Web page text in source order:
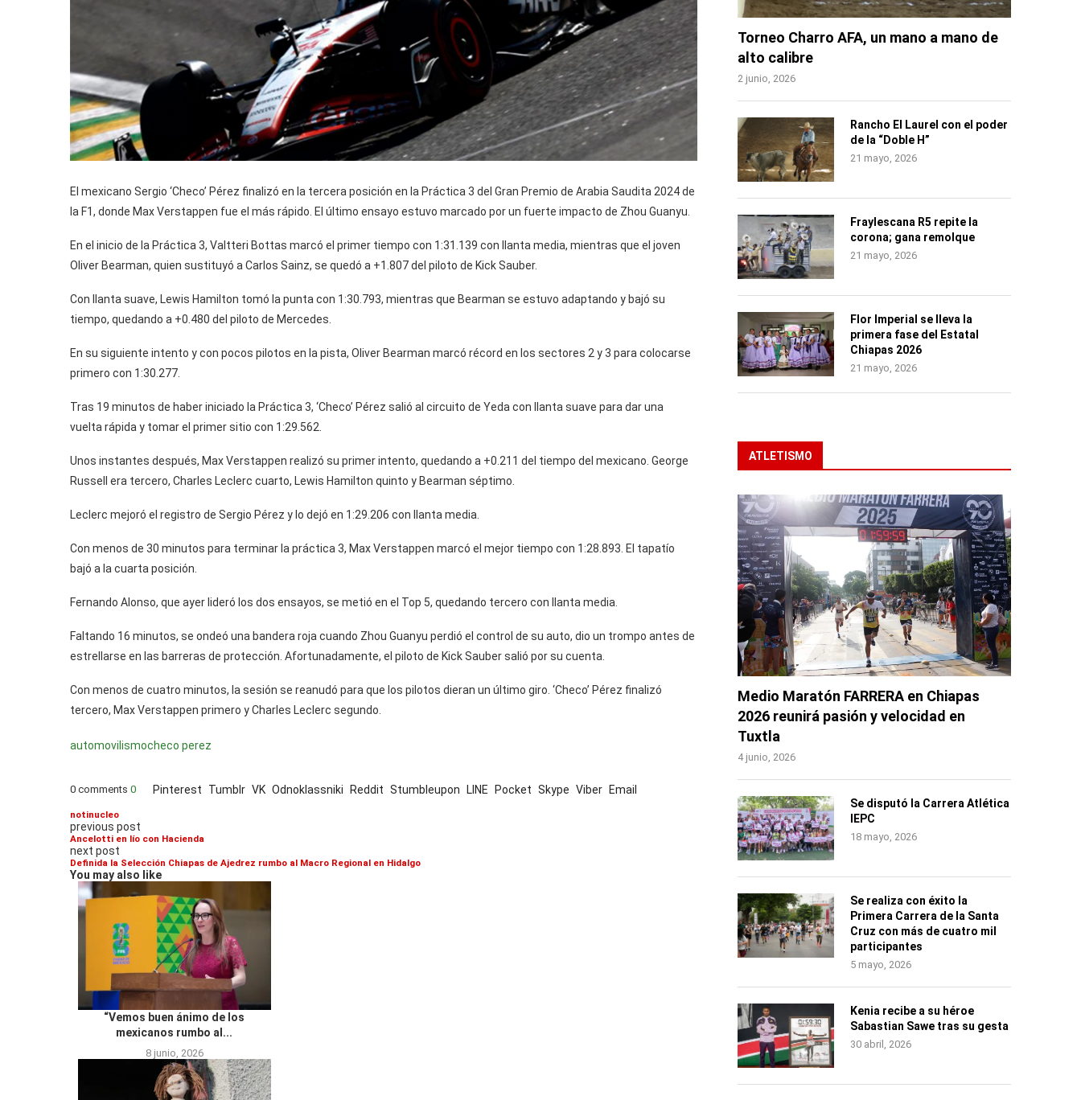
El mexicano Sergio ‘Checo’ Pérez finalizó en la tercera posición en la Práctica 3 del Gran Premio de Arabia Saudita 2024 de
la F1, donde Max Verstappen fue el más rápido. El último ensayo estuvo marcado por un fuerte impacto de Zhou Guanyu.
En el inicio de la Práctica 3, Valtteri Bottas marcó el primer tiempo con 1:31.139 con llanta media, mientras que el joven
Oliver Bearman, quien sustituyó a Carlos Sainz, se quedó a +1.807 del piloto de Kick Sauber.
Con llanta suave, Lewis Hamilton tomó la punta con 1:30.793, mientras que Bearman se estuvo adaptando y bajó su
tiempo, quedando a +0.480 del piloto de Mercedes.
En su siguiente intento y con pocos pilotos en la pista, Oliver Bearman marcó récord en los sectores 2 y 3 para colocarse
primero con 1:30.277.
Tras 19 minutos de haber iniciado la Práctica 3, ‘Checo’ Pérez salió al circuito de Yeda con llanta suave para dar una
vuelta rápida y tomar el primer sitio con 1:29.562.
Unos instantes después, Max Verstappen realizó su primer intento, quedando a +0.211 del tiempo del mexicano. George
Russell era tercero, Charles Leclerc cuarto, Lewis Hamilton quinto y Bearman séptimo.
Leclerc mejoró el registro de Sergio Pérez y lo dejó en 1:29.206 con llanta media.
Con menos de 30 minutos para terminar la práctica 3, Max Verstappen marcó el mejor tiempo con 1:28.893. El tapatío
bajó a la cuarta posición.
Fernando Alonso, que ayer lideró los dos ensayos, se metió en el Top 5, quedando tercero con llanta media.
Faltando 16 minutos, se ondeó una bandera roja cuando Zhou Guanyu perdió el control de su auto, dio un trompo antes de
estrellarse en las barreras de protección. Afortunadamente, el piloto de Kick Sauber salió por su cuenta.
Con menos de cuatro minutos, la sesión se reanudó para que los pilotos dieran un último giro. ‘Checo’ Pérez finalizó
tercero, Max Verstappen primero y Charles Leclerc segundo.
automovilismocheco perez
0 comments 0 Pinterest Tumblr VK Odnoklassniki Reddit Stumbleupon LINE Pocket Skype Viber Email
notinucleo
previous post
Ancelotti en lío con Hacienda
next post
Definida la Selección Chiapas de Ajedrez rumbo al Macro Regional en Hidalgo
You may also like
“Vemos buen ánimo de los
mexicanos rumbo al...
8 junio, 2026
Torneo Charro AFA, un mano a mano de
alto calibre
2 junio, 2026
Rancho El Laurel con el poder
de la “Doble H”
21 mayo, 2026
Fraylescana R5 repite la
corona; gana remolque
21 mayo, 2026
Flor Imperial se lleva la
primera fase del Estatal
Chiapas 2026
21 mayo, 2026
ATLETISMO
Medio Maratón FARRERA en Chiapas
2026 reunirá pasión y velocidad en
Tuxtla
4 junio, 2026
Se disputó la Carrera Atlética
IEPC
18 mayo, 2026
Se realiza con éxito la
Primera Carrera de la Santa
Cruz con más de cuatro mil
participantes
5 mayo, 2026
Kenia recibe a su héroe
Sabastian Sawe tras su gesta
30 abril, 2026